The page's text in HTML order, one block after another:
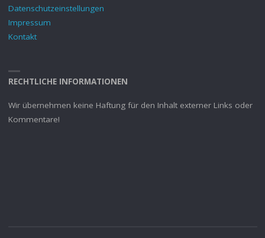
Datenschutzeinstellungen
Impressum
Kontakt
RECHTLICHE INFORMATIONEN
Wir übernehmen keine Haftung für den Inhalt externer Links oder
Kommentare!